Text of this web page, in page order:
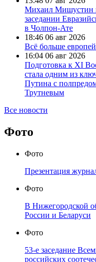
Михаил Мишустин
заседании
в Чолпон-Ате
18:46 06 авг 2026
Всё больше
16:04 06 авг 2026
Подготовка к XI
стала одним из
Путина с
Трутневым
Все новости
Фото
Фото
Презентация
Фото
В Нижегородской
России и Беларуси
Фото
53-е заседание
российских